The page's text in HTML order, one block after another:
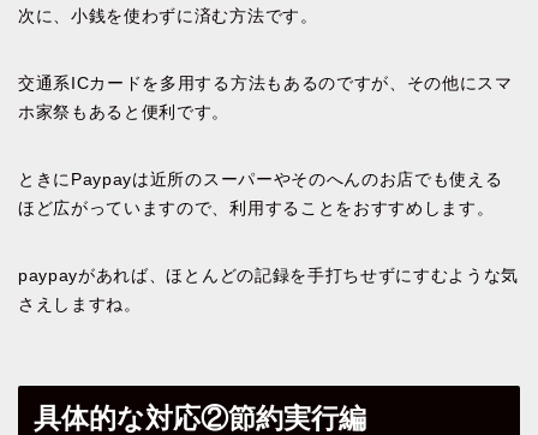
次に、小銭を使わずに済む方法です。
交通系ICカードを多用する方法もあるのですが、その他にスマ
ホ家祭もあると便利です。
ときにPaypayは近所のスーパーやそのへんのお店でも使える
ほど広がっていますので、利用することをおすすめします。
paypayがあれば、ほとんどの記録を手打ちせずにすむような気
さえしますね。
具体的な対応②節約実行編